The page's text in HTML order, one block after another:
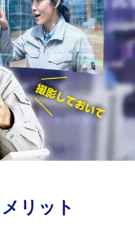
メリット